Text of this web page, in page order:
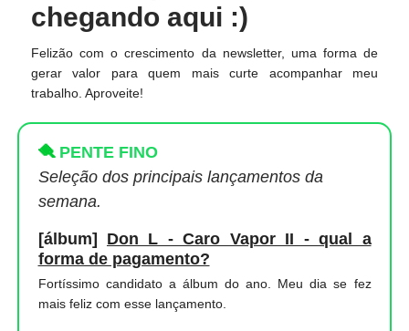
chegando aqui :)
Felizão com o crescimento da newsletter, uma forma de
gerar valor para quem mais curte acompanhar meu
trabalho. Aproveite!
🪮 PENTE FINO
Seleção dos principais lançamentos da
semana.
[álbum] Don L - Caro Vapor II - qual a
forma de pagamento?
Fortíssimo candidato a álbum do ano. Meu dia se fez
mais feliz com esse lançamento.